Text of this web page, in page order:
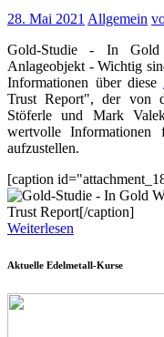
28. Mai 2021 Allgemein
Gold-Studie - In
Anlageobjekt - Wichtig
Informationen über diese
Trust Report", der von
Stöferle und Mark
wertvolle
aufzustellen.
[caption
Trust Report[/caption]
Weiterlesen
Aktuelle Edelmetall-Kurse